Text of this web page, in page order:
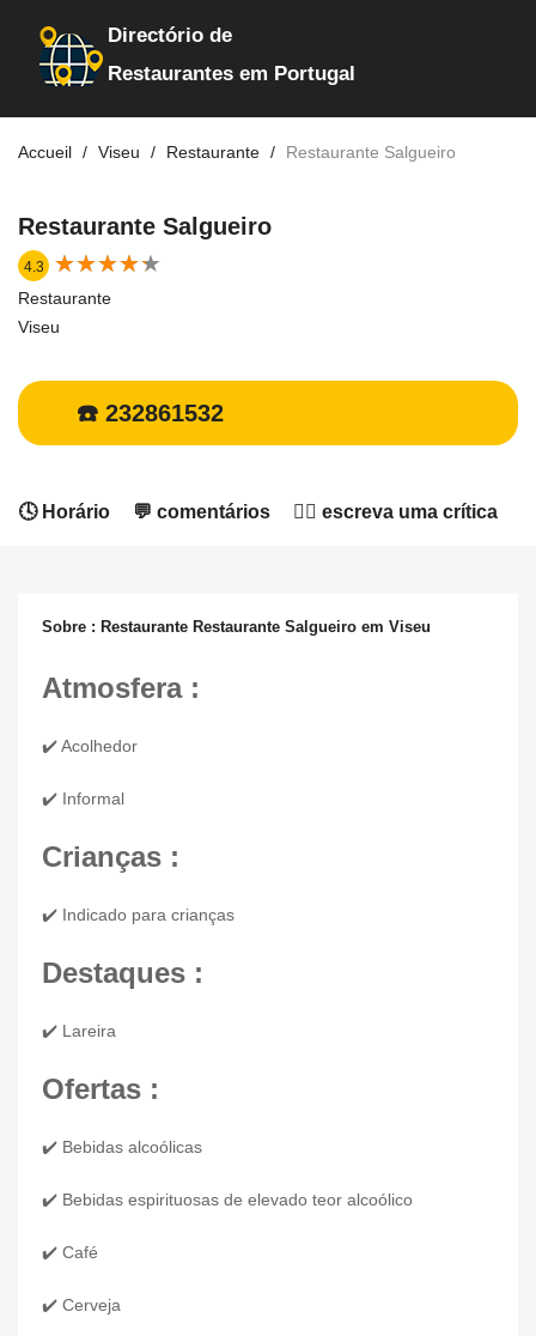
Directório de
Restaurantes em Portugal
Accueil Viseu Restaurante Restaurante Salgueiro
Restaurante Salgueiro
4.3 ★★★★★
★★★★★
Restaurante
Viseu
☎️ 232861532
🕓 Horário 💬 comentários ✍🏻 escreva uma crítica
Sobre : Restaurante Restaurante Salgueiro em Viseu
Atmosfera :
✔️ Acolhedor
✔️ Informal
Crianças :
✔️ Indicado para crianças
Destaques :
✔️ Lareira
Ofertas :
✔️ Bebidas alcoólicas
✔️ Bebidas espirituosas de elevado teor alcoólico
✔️ Café
✔️ Cerveja